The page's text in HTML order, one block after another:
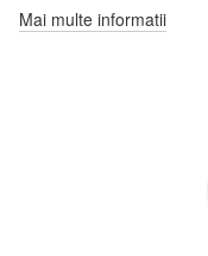
Mai multe informatii